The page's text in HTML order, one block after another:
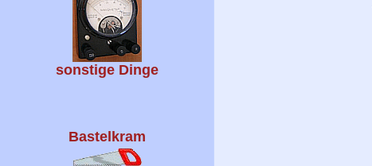
sonstige Dinge
Bastelkram